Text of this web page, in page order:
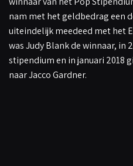
nam met het geldbedrag een
uiteindelijk meedeed met het
was Judy Blank de winnaar, in
stipendium en in januari 2018
naar Jacco Gardner.